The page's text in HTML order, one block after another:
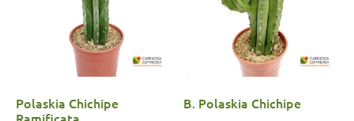
Polaskia Chichipe
B. Polaskia Chichipe